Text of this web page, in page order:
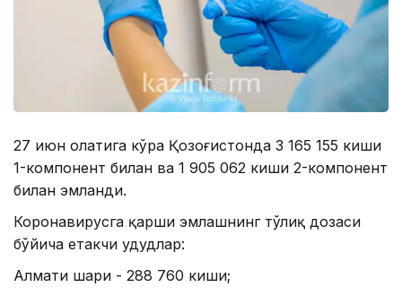
27 июн ҳолатига кўра Қозоғистонда 3 165 155 киши
1-компонент билан ва 1 905 062 киши 2-компонент
билан эмланди.
Коронавирусга қарши эмлашнинг тўлиқ дозаси
бўйича етакчи ҳудудлар:
Алмати шаҳри - 288 760 киши;